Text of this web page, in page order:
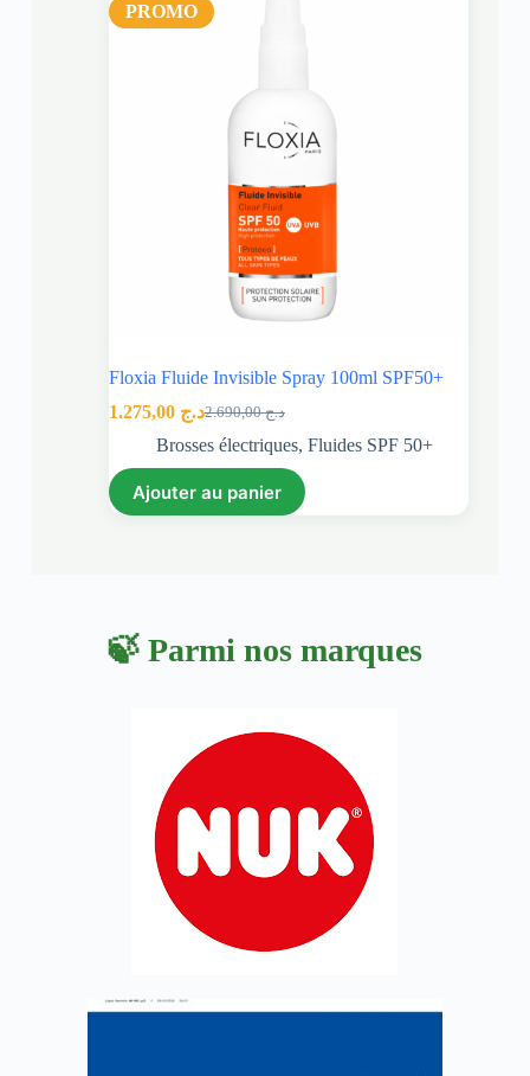
PROMO
Floxia Fluide Invisible Spray 100ml SPF50+
د.ج2.690,00 د.ج 1.275,00
Brosses électriques, Fluides SPF 50+
Ajouter au panier
🍃 Parmi nos marques